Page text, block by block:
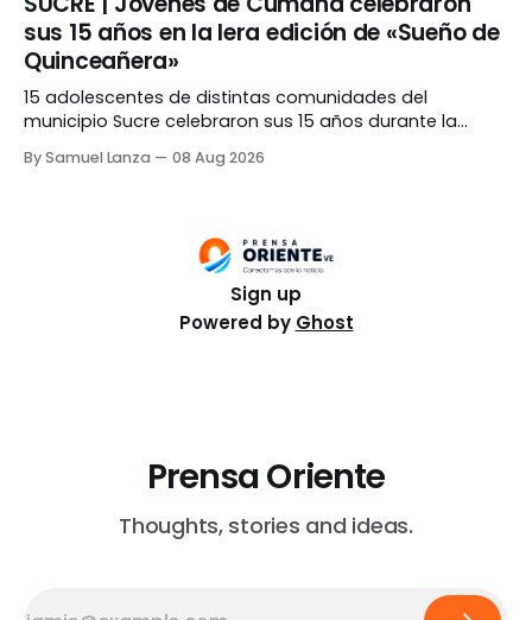
filiación paterna de un menor a cambio de 250 dólares.
La detenida fue identificada como Arillule Del Carmen
sus 15 años en la lera edición de «Sueño de
Quinceañera»
15 adolescentes de distintas comunidades del
municipio Sucre celebraron sus 15 años durante la
social realizada en Cumaná para brindarles una velada
Eminencia, en conjunto con
By Samuel Lanza 08 Aug 2026
Sign up
Powered by Ghost
Prensa Oriente
Thoughts, stories and ideas.